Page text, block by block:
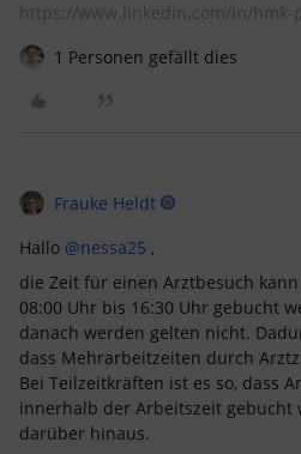
https://www.linkedin.com/in/hmk-
1 Personen gefällt dies
Frauke Heldt
Hallo @nessa25 ,
die Zeit für einen Arztbesuch
08:00 Uhr bis 16:30 Uhr gebucht
danach werden gelten nicht.
dass Mehrarbeitzeiten durch
Bei Teilzeitkräften ist es so, dass
innerhalb der Arbeitszeit
darüber hinaus.